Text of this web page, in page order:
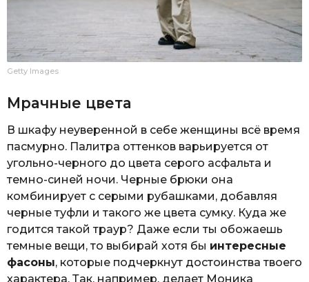
Getty Images
Мрачные цвета
В шкафу неуверенной в себе женщины всё время
пасмурно. Палитра оттенков варьируется от
угольно-черного до цвета серого асфальта и
темно-синей ночи. Черные брюки она
комбинирует с серыми рубашками, добавляя
черные туфли и такого же цвета сумку. Куда же
годится такой траур? Даже если ты обожаешь
темные вещи, то выбирай хотя бы интересные
фасоны, которые подчеркнут достоинства твоего
характера. Так, например, делает Моника